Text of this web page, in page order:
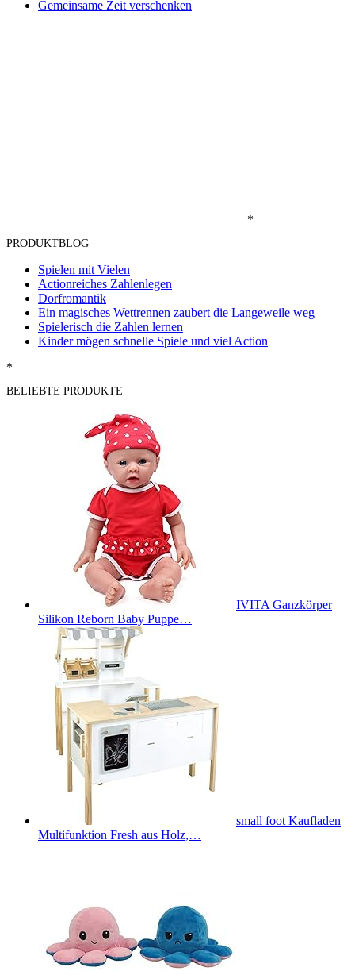
Gemeinsame Zeit verschenken
*
PRODUKTBLOG
Spielen mit Vielen
Actionreiches Zahlenlegen
Dorfromantik
Ein magisches Wettrennen zaubert die Langeweile weg
Spielerisch die Zahlen lernen
Kinder mögen schnelle Spiele und viel Action
*
BELIEBTE PRODUKTE
IVITA Ganzkörper
Silikon Reborn Baby Puppe…
small foot Kaufladen
Multifunktion Fresh aus Holz,…